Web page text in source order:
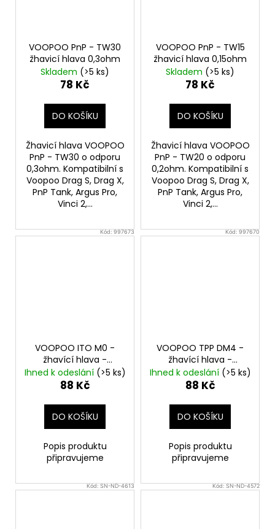
VOOPOO PnP - TW30
žhavicí hlava 0,3ohm
Skladem (>5 ks)
78 Kč
DO KOŠÍKU
Žhavicí hlava VOOPOO
PnP - TW30 o odporu
0,3ohm. Kompatibilní s
Voopoo Drag S, Drag X,
PnP Tank, Argus Pro,
Vinci 2,...
VOOPOO PnP - TW15
žhavicí hlava 0,15ohm
Skladem (>5 ks)
78 Kč
DO KOŠÍKU
Žhavicí hlava VOOPOO
PnP - TW20 o odporu
0,2ohm. Kompatibilní s
Voopoo Drag S, Drag X,
PnP Tank, Argus Pro,
Vinci 2,...
Kód:997673
VOOPOO ITO M0 -
žhavící hlava -
0,5ohm
Ihned k odeslání (>5 ks)
88 Kč
DO KOŠÍKU
Popis produktu
připravujeme
Kód:997670
VOOPOO TPP DM4 -
žhavící hlava -
0,3ohm
Ihned k odeslání (>5 ks)
88 Kč
DO KOŠÍKU
Popis produktu
připravujeme
Kód:SN-ND-4613 Kód:SN-ND-4572